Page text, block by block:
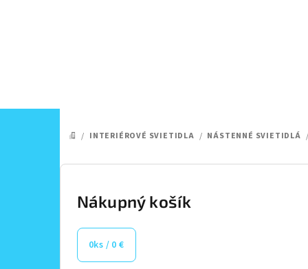
DOMOV
/ INTERIÉROVÉ SVIETIDLA / NÁSTENNÉ SVIETIDLÁ /
B
Nákupný košík
0ks / 0 €